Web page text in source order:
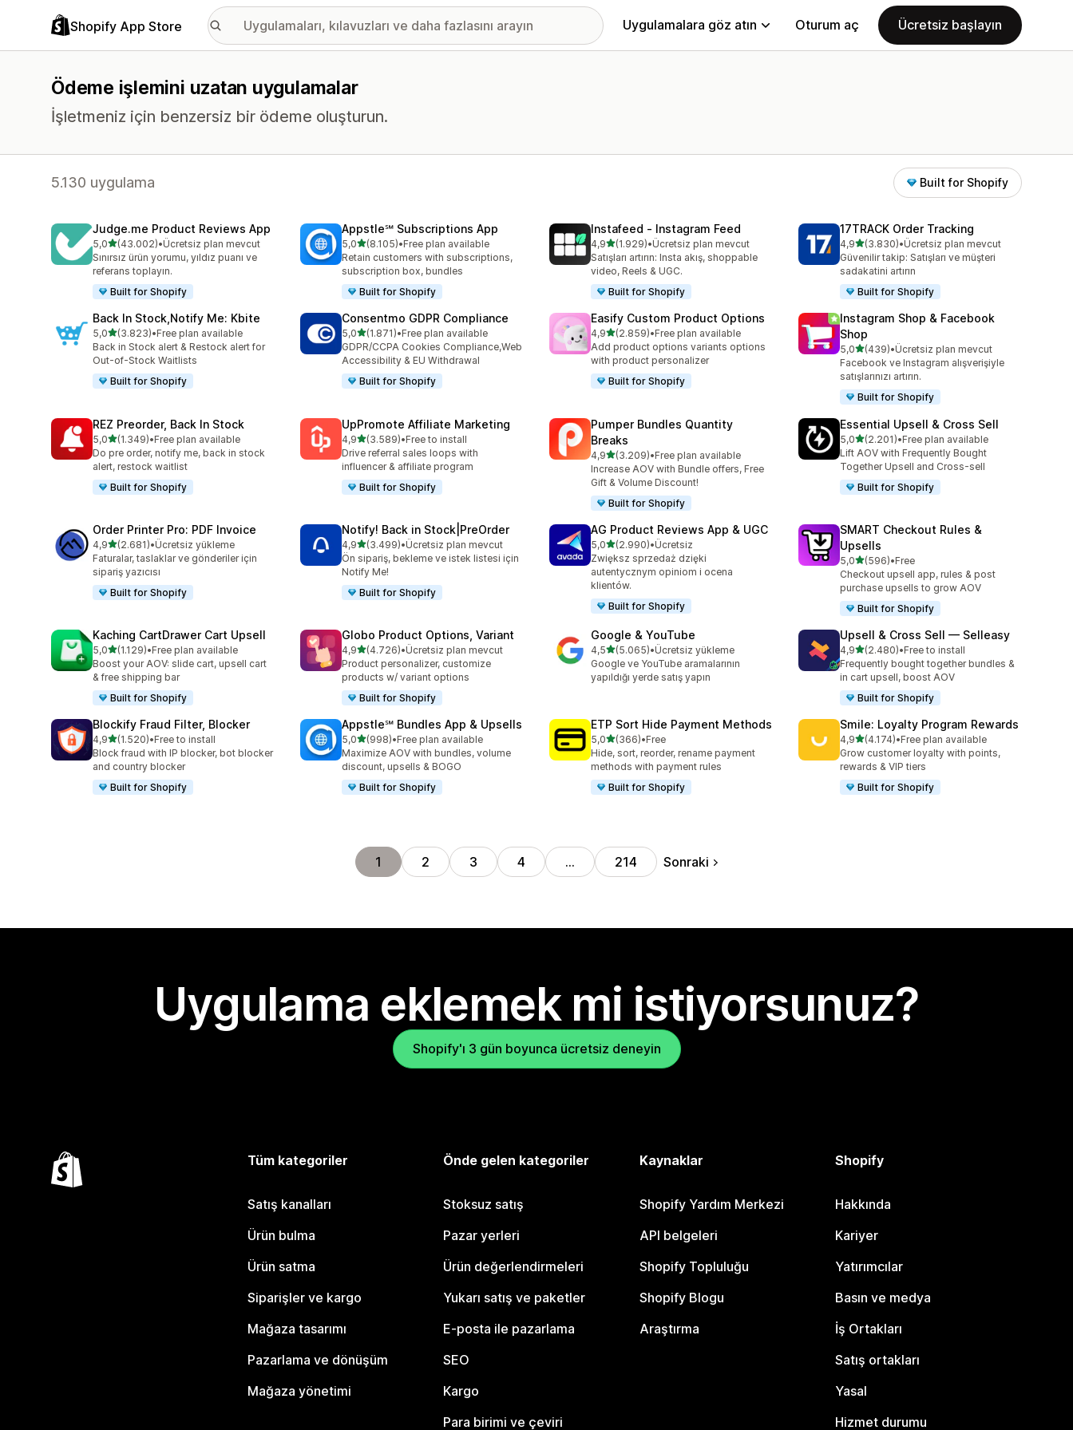
Shopify App Store Uygulamalara göz atın Oturum aç Ücretsiz başlayın
Ödeme işlemini uzatan uygulamalar
İşletmeniz için benzersiz bir ödeme oluşturun.
5.130 uygulama Built for Shopify
Judge.me Product Reviews App
5,05 yıldız üzerinden
(43.002)
toplam 43002 değerlendirme
•Ücretsiz plan mevcut
Sınırsız ürün yorumu, yıldız puanı ve
referans toplayın.
Built for Shopify
Appstle℠ Subscriptions App
5,05 yıldız üzerinden
(8.105)
toplam 8105 değerlendirme
•Free plan available
Retain customers with subscriptions,
subscription box, bundles
Built for Shopify
Instafeed ‑ Instagram Feed
4,95 yıldız üzerinden
(1.929)
toplam 1929 değerlendirme
•Ücretsiz plan mevcut
Satışları artırın: Insta akış, shoppable
video, Reels & UGC.
Built for Shopify
17TRACK Order Tracking
4,95 yıldız üzerinden
(3.830)
toplam 3830 değerlendirme
•Ücretsiz plan mevcut
Güvenilir takip: Satışları ve müşteri
sadakatini artırın
Built for Shopify
Back In Stock,Notify Me: Kbite
5,05 yıldız üzerinden
(3.823)
toplam 3823 değerlendirme
•Free plan available
Back in Stock alert & Restock alert for
Out-of-Stock Waitlists
Built for Shopify
Consentmo GDPR Compliance
5,05 yıldız üzerinden
(1.871)
toplam 1871 değerlendirme
•Free plan available
GDPR/CCPA Cookies Compliance,Web
Accessibility & EU Withdrawal
Built for Shopify
Easify Custom Product Options
4,95 yıldız üzerinden
(2.859)
toplam 2859 değerlendirme
•Free plan available
Add product options variants options
with product personalizer
Built for Shopify
Instagram Shop & Facebook
Shop
5,05 yıldız üzerinden
(439)
toplam 439 değerlendirme
•Ücretsiz plan mevcut
Facebook ve Instagram alışverişiyle
satışlarınızı artırın.
Built for Shopify
REZ Preorder, Back In Stock
5,05 yıldız üzerinden
(1.349)
toplam 1349 değerlendirme
•Free plan available
Do pre order, notify me, back in stock
alert, restock waitlist
Built for Shopify
UpPromote Affiliate Marketing
4,95 yıldız üzerinden
(3.589)
toplam 3589 değerlendirme
•Free to install
Drive referral sales loops with
influencer & affiliate program
Built for Shopify
Pumper Bundles Quantity
Breaks
4,95 yıldız üzerinden
(3.209)
toplam 3209 değerlendirme
•Free plan available
Increase AOV with Bundle offers, Free
Gift & Volume Discount!
Built for Shopify
Essential Upsell & Cross Sell
5,05 yıldız üzerinden
(2.201)
toplam 2201 değerlendirme
•Free plan available
Lift AOV with Frequently Bought
Together Upsell and Cross-sell
Built for Shopify
Order Printer Pro: PDF Invoice
4,95 yıldız üzerinden
(2.681)
toplam 2681 değerlendirme
•Ücretsiz yükleme
Faturalar, taslaklar ve gönderiler için
sipariş yazıcısı
Built for Shopify
Notify! Back in Stock|PreOrder
4,95 yıldız üzerinden
(3.499)
toplam 3499 değerlendirme
•Ücretsiz plan mevcut
Ön sipariş, bekleme ve istek listesi için
Notify Me!
Built for Shopify
AG Product Reviews App & UGC
5,05 yıldız üzerinden
(2.990)
toplam 2990 değerlendirme
•Ücretsiz
Zwiększ sprzedaż dzięki
autentycznym opiniom i ocena
klientów.
Built for Shopify
SMART Checkout Rules &
Upsells
5,05 yıldız üzerinden
(596)
toplam 596 değerlendirme
•Free
Checkout upsell app, rules & post
purchase upsells to grow AOV
Built for Shopify
Kaching CartDrawer Cart Upsell
5,05 yıldız üzerinden
(1.129)
toplam 1129 değerlendirme
•Free plan available
Boost your AOV: slide cart, upsell cart
& free shipping bar
Built for Shopify
Globo Product Options, Variant
4,95 yıldız üzerinden
(4.726)
toplam 4726 değerlendirme
•Ücretsiz plan mevcut
Product personalizer, customize
products w/ variant options
Built for Shopify
Google & YouTube
4,55 yıldız üzerinden
(5.065)
toplam 5065 değerlendirme
•Ücretsiz yükleme
Google ve YouTube aramalarının
yapıldığı yerde satış yapın
Upsell & Cross Sell — Selleasy
4,95 yıldız üzerinden
(2.480)
toplam 2480 değerlendirme
•Free to install
Frequently bought together bundles &
in cart upsell, boost AOV
Built for Shopify
Blockify Fraud Filter, Blocker
4,95 yıldız üzerinden
(1.520)
toplam 1520 değerlendirme
•Free to install
Block fraud with IP blocker, bot blocker
and country blocker
Built for Shopify
Appstle℠ Bundles App & Upsells
5,05 yıldız üzerinden
(998)
toplam 998 değerlendirme
•Free plan available
Maximize AOV with bundles, volume
discount, upsells & BOGO
Built for Shopify
ETP Sort Hide Payment Methods
5,05 yıldız üzerinden
(366)
toplam 366 değerlendirme
•Free
Hide, sort, reorder, rename payment
methods with payment rules
Built for Shopify
Smile: Loyalty Program Rewards
4,95 yıldız üzerinden
(4.174)
toplam 4174 değerlendirme
•Free plan available
Grow customer loyalty with points,
rewards & VIP tiers
Built for Shopify
1 2 3 4 … 214 Sonraki
Uygulama eklemek mi istiyorsunuz?
Shopify'ı 3 gün boyunca ücretsiz deneyin
Tüm kategoriler
Satış kanalları
Ürün bulma
Ürün satma
Siparişler ve kargo
Mağaza tasarımı
Pazarlama ve dönüşüm
Mağaza yönetimi
Önde gelen kategoriler
Stoksuz satış
Pazar yerleri
Ürün değerlendirmeleri
Yukarı satış ve paketler
E-posta ile pazarlama
SEO
Kargo
Para birimi ve çeviri
Kaynaklar
Shopify Yardım Merkezi
API belgeleri
Shopify Topluluğu
Shopify Blogu
Araştırma
Shopify
Hakkında
Kariyer
Yatırımcılar
Basın ve medya
İş Ortakları
Satış ortakları
Yasal
Hizmet durumu